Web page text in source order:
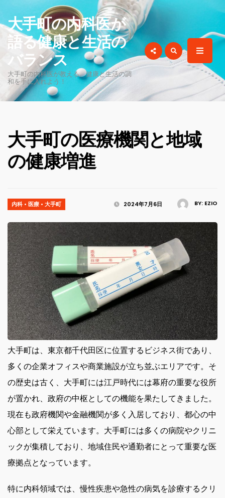
for:
大手町の内科医が
語る健康と生活の
バランス
大手町の内科医が教える、健康と生活の調
和を手に入れよう！
大手町の医療機関と地域
の健康増進
BY: EZIO
2024年7月6日
内科 • 医療 • 大手町
大手町は、東京都千代田区に位置するビジネス街であり、
多くの企業オフィスや商業施設が立ち並ぶエリアです。 そ
の歴史は古く、大手町には江戸時代には幕府の重要な役所
が置かれ、政府の中枢としての機能を果たしてきました。
現在も政府機関や金融機関が多く入居しており、都心の中
心部として栄えています。大手町には多くの病院やクリニ
ックが集積しており、地域住民や通勤者にとって重要な医
療拠点となっています。
特に内科領域では、慢性疾患や急性の病気を診療するクリ